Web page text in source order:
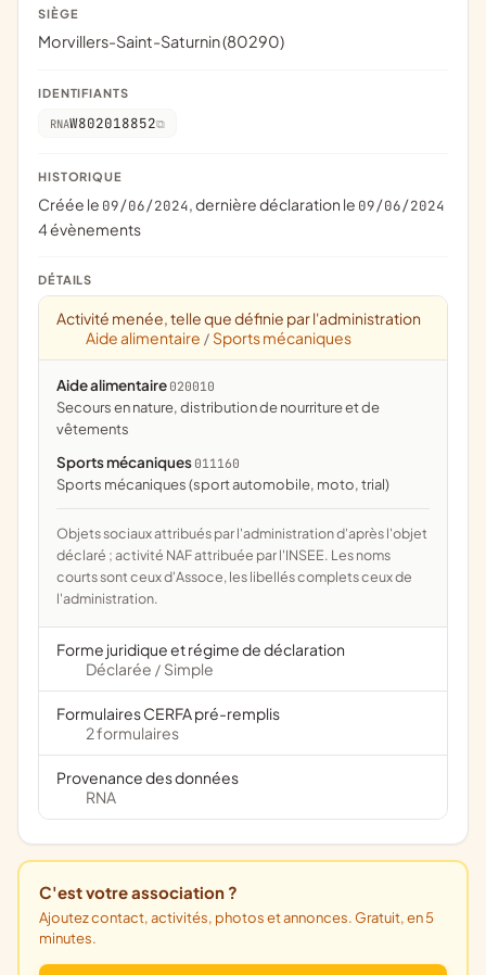
SIÈGE
Morvillers-Saint-Saturnin (80290)
IDENTIFIANTS
RNAW802018852
HISTORIQUE
Créée le 09/06/2024, dernière déclaration le 09/06/2024
4 évènements
DÉTAILS
Activité menée, telle que définie par l'administration
Aide alimentaire / Sports mécaniques
Aide alimentaire 020010
secours en nature, distribution de nourriture et de
vêtements
Sports mécaniques 011160
Sports mécaniques (sport automobile, moto, trial)
Objets sociaux attribués par l'administration d'après l'objet
déclaré ; activité NAF attribuée par l'INSEE. Les noms
courts sont ceux d'Assoce, les libellés complets ceux de
l'administration.
Forme juridique et régime de déclaration
Déclarée / Simple
Formulaires CERFA pré-remplis
2 formulaires
Provenance des données
RNA
C'est votre association ?
Ajoutez contact, activités, photos et annonces. Gratuit, en 5
minutes.